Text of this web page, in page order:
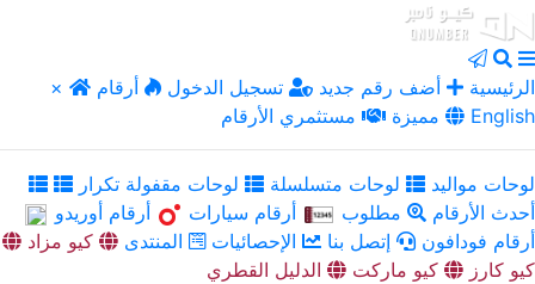
× الرئيسية أضف رقم جديد تسجيل الدخول
أرقام
مميزة
مستثمري الأرقام English
لوحات مواليد لوحات متسلسلة
لوحات مقفولة تكرار
أحدث الأرقام
مطلوب أرقام سيارات
أرقام أوريدو
أرقام فودافون
إتصل بنا الإحصائيات المنتدى
كيو مزاد
كيو كارز
كيو ماركت الدليل القطري